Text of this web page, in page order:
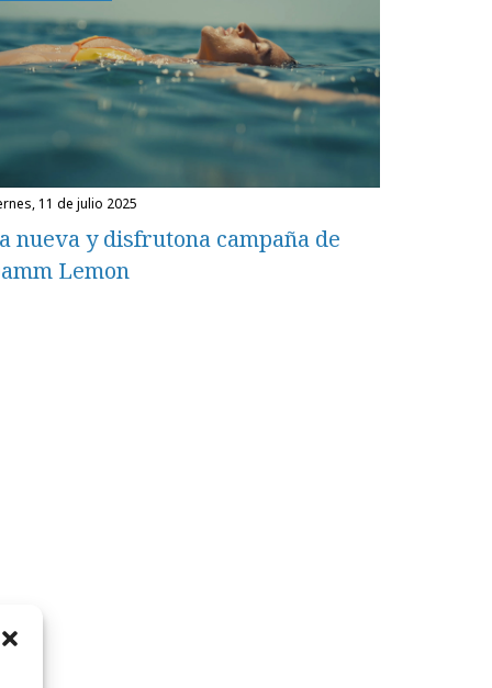
11 de julio 2025
nueva y disfrutona campaña de
Lemon